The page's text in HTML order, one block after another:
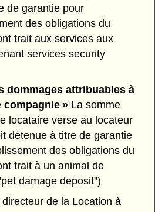
de garantie pour
des obligations du
trait aux services aux
services security
dommages attribuables à
compagnie » La somme
locataire verse au locateur
détenue à titre de garantie
des obligations du
trait à un animal de
damage deposit")
de la Location à